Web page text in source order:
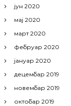
јун 2020
мај 2020
март 2020
фебруар 2020
јануар 2020
децембар 2019
новембар 2019
октобар 2019